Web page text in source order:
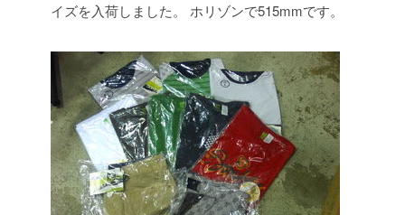
イズを入荷しました。
ホリゾンで515mmです。